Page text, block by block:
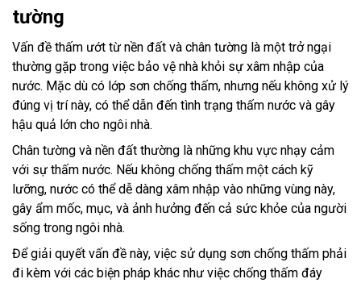
tường
Vấn đề thấm ướt từ nền đất và chân tường là một trở ngại
thường gặp trong việc bảo vệ nhà khỏi sự xâm nhập của
nước. Mặc dù có lớp sơn chống thấm, nhưng nếu không xử lý
đúng vị trí này, có thể dẫn đến tình trạng thấm nước và gây
hậu quả lớn cho ngôi nhà.
Chân tường và nền đất thường là những khu vực nhạy cảm
với sự thấm nước. Nếu không chống thấm một cách kỹ
lưỡng, nước có thể dễ dàng xâm nhập vào những vùng này,
gây ẩm mốc, mục, và ảnh hưởng đến cả sức khỏe của người
sống trong ngôi nhà.
Để giải quyết vấn đề này, việc sử dụng sơn chống thấm phải
đi kèm với các biện pháp khác như việc chống thấm đáy